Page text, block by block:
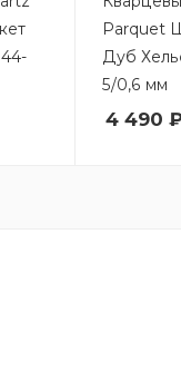
Parquet
Дуб
5/0,6 мм
4 490